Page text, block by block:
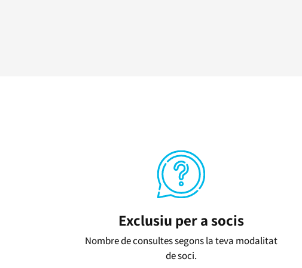
Exclusiu per a socis
Nombre de consultes segons la teva modalitat
de soci.